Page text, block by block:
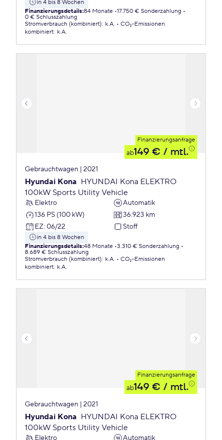
in 4 bis 8 Wochen
Finanzierungsdetails:84 Monate 17.750 € Sonderzahlung
0 € Schlusszahlung
Stromverbrauch (kombiniert): k.A.
CO₂-Emissionen
kombiniert: k.A.
Finanzierungsanfrage
ab149 € / mtl.
Gebrauchtwagen | 2021
Hyundai Kona HYUNDAI Kona ELEKTRO
100kW Sports Utility Vehicle
Elektro
Automatik
136 PS (100 kW)
36.923 km
EZ: 06/22 Stoff
in 4 bis 8 Wochen
Finanzierungsdetails:48 Monate 3.310 € Sonderzahlung
8.689 € Schlusszahlung
Stromverbrauch (kombiniert): k.A.
CO₂-Emissionen
kombiniert: k.A.
Finanzierungsanfrage
ab149 € / mtl.
Gebrauchtwagen | 2021
Hyundai Kona HYUNDAI Kona ELEKTRO
100kW Sports Utility Vehicle
Elektro
Automatik